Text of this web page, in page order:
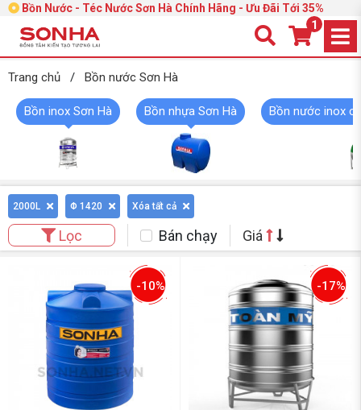
Bồn Nước - Téc Nước Sơn Hà Chính Hãng - Ưu Đãi Tới 35%
1
Trang chủ / Bồn nước Sơn Hà
Bồn inox Sơn Hà Bồn nhựa Sơn Hà Bồn nước inox
2000L Φ 1420 Xóa tất cả
Lọc Bán chạy Giá
-10% -17%